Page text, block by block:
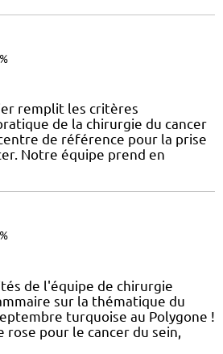
remplit les critères
de la chirurgie du cancer
de référence pour la prise
Notre équipe prend en
de l'équipe de chirurgie
sur la thématique du
turquoise au Polygone !
rose pour le cancer du sein,